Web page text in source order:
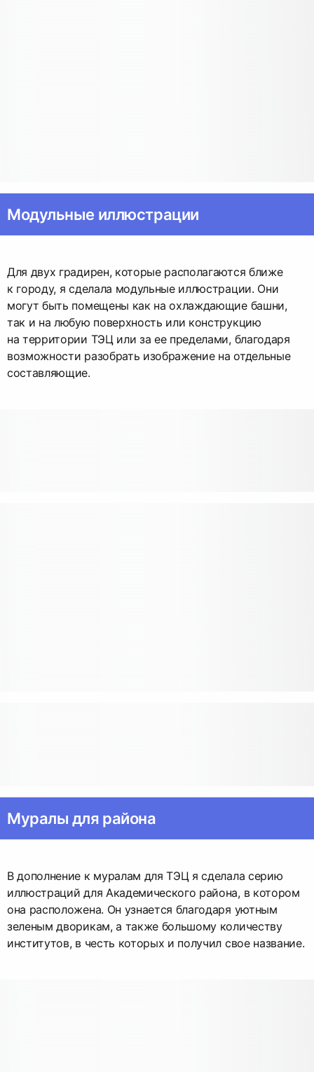
Модульные иллюстрации
Для двух градирен, которые располагаются ближе
к городу, я сделала модульные иллюстрации. Они
могут быть помещены как на охлаждающие башни,
так и на любую поверхность или конструкцию
на территории ТЭЦ или за ее пределами, благодаря
возможности разобрать изображение на отдельные
составляющие.
Муралы для района
В дополнение к муралам для ТЭЦ я сделала серию
иллюстраций для Академического района, в котором
она расположена. Он узнается благодаря уютным
зеленым дворикам, а также большому количеству
институтов, в честь которых и получил свое название.